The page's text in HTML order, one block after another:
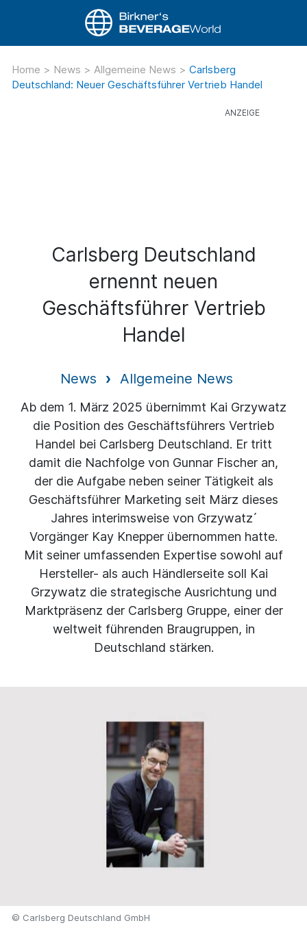
Home > News > Allgemeine News > Carlsberg
Deutschland: Neuer Geschäftsführer Vertrieb Handel
Carlsberg Deutschland
ernennt neuen
Geschäftsführer Vertrieb
Handel
News Allgemeine News
Ab dem 1. März 2025 übernimmt Kai Grzywatz
die Position des Geschäftsführers Vertrieb
Handel bei Carlsberg Deutschland. Er tritt
damit die Nachfolge von Gunnar Fischer an,
der die Aufgabe neben seiner Tätigkeit als
Geschäftsführer Marketing seit März dieses
Jahres interimsweise von Grzywatz ́
Vorgänger Kay Knepper übernommen hatte.
Mit seiner umfassenden Expertise sowohl auf
Hersteller- als auch Händlerseite soll Kai
Grzywatz die strategische Ausrichtung und
Marktpräsenz der Carlsberg Gruppe, einer der
weltweit führenden Braugruppen, in
Deutschland stärken.
© Carlsberg Deutschland GmbH